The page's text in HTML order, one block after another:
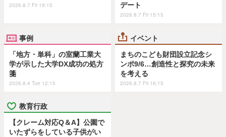
2026.8.7 Fri 19:15
デート
2026.8.7 Fri 15:15
事例
「地方・単科」の室蘭工業大
学が示した大学DX成功の処方
箋
2026.8.4 Tue 12:15
イベント
まちのこども財団設立記念シ
ンポ9/6…創造性と探究の未来
を考える
2026.8.7 Fri 16:15
教育行政
【クレーム対応Q＆A】公園で
いたずらをしている子供がい